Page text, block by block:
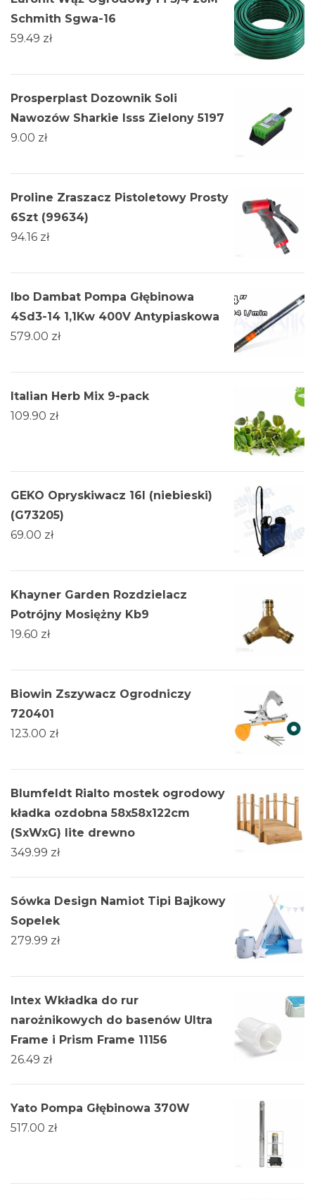
Schmith Sgwa-16
59.49 zł
Prosperplast Dozownik Soli
Nawozów Sharkie Isss Zielony 5197
9.00 zł
Proline Zraszacz Pistoletowy Prosty
6Szt (99634)
94.16 zł
Ibo Dambat Pompa Głębinowa
4Sd3-14 1,1Kw 400V Antypiaskowa
579.00 zł
Italian Herb Mix 9-pack
109.90 zł
GEKO Opryskiwacz 16l (niebieski)
(G73205)
69.00 zł
Khayner Garden Rozdzielacz
Potrójny Mosiężny Kb9
19.60 zł
Biowin Zszywacz Ogrodniczy
720401
123.00 zł
Blumfeldt Rialto mostek ogrodowy
kładka ozdobna 58x58x122cm
(SxWxG) lite drewno
349.99 zł
Sówka Design Namiot Tipi Bajkowy
Sopelek
279.99 zł
Intex Wkładka do rur
narożnikowych do basenów Ultra
Frame i Prism Frame 11156
26.49 zł
Yato Pompa Głębinowa 370W
517.00 zł